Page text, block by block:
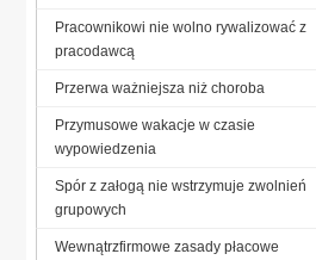
Pracownikowi nie wolno rywalizować z
pracodawcą
Przerwa ważniejsza niż choroba
Przymusowe wakacje w czasie
wypowiedzenia
Spór z załogą nie wstrzymuje zwolnień
grupowych
Wewnątrzfirmowe zasady płacowe